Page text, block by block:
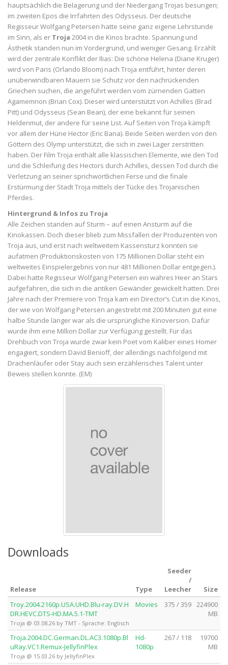
hauptsächlich die Belagerung und der Niedergang Trojas besungen;
im zweiten Epos die Irrfahrten des Odysseus. Der deutsche
Regisseur Wolfgang Petersen hatte seine ganz eigene Lehrstunde
im Sinn, als er Troja 2004 in die Kinos brachte. Spannung und
Ästhetik standen nun im Vordergrund, und weniger Gesang. Erzählt
wird der zentrale Konflikt der Ilias: Die schöne Helena (Diane Kruger)
wird von Paris (Orlando Bloom) nach Troja entführt, hinter deren
unüberwindbaren Mauern sie Schutz vor den nachrückenden
Griechen suchen, die angeführt werden vom zürnenden Gatten
Agamemnon (Brian Cox). Dieser wird unterstützt von Achilles (Brad
Pitt) und Odysseus (Sean Bean), der eine bekannt für seinen
Heldenmut, der andere für seine List. Auf Seiten von Troja kämpft
vor allem der Hüne Hector (Eric Bana). Beide Seiten werden von den
Göttern des Olymp unterstützt, die sich in zwei Lager zerstritten
haben. Der Film Troja enthält alle klassischen Elemente, wie den Tod
und die Schleifung des Hectors durch Achilles, dessen Tod durch die
Verletzung an seiner sprichwörtlichen Ferse und die finale
Erstürmung der Stadt Troja mittels der Tücke des Trojanischen
Pferdes.
Hintergrund & Infos zu Troja
Alle Zeichen standen auf Sturm – auf einen Ansturm auf die
Kinokassen. Doch dieser blieb zum Missfallen der Produzenten von
Troja aus, und erst nach weltweitem Kassensturz konnten sie
aufatmen (Produktionskosten von 175 Millionen Dollar steht ein
weltweites Einspielergebnis von nur 481 Millionen Dollar entgegen.).
Dabei hatte Regisseur Wolfgang Petersen ein wahres Heer an Stars
aufgefahren, die sich in die antiken Gewänder gewickelt hatten. Drei
Jahre nach der Premiere von Troja kam ein Director’s Cut in die Kinos,
der wie von Wolfgang Petersen angestrebt mit 200 Minuten gut eine
halbe Stunde länger war als die ursprüngliche Kinoversion. Dafür
wurde ihm eine Million Dollar zur Verfügung gestellt. Für das
Drehbuch von Troja wurde zwar kein Poet vom Kaliber eines Homer
engagiert, sondern David Benioff, der allerdings nachfolgend mit
Drachenläufer oder Stay auch sein erzählerisches Talent unter
Beweis stellen konnte. (EM)
Downloads
Release Type
Seeder
/
Leecher
Size
Troy.2004.2160p.USA.UHD.Blu-ray.DV.H
DR.HEVC.DTS-HD.MA.5.1-TMT
Troja @ 03.08.26 by TMT - Sprache: Englisch
Movies 375 / 359 224900
MB
Troja.2004.DC.German.DL.AC3.1080p.Bl
uRay.VC1.Remux-JellyfinPlex
Troja @ 15.03.26 by JellyfinPlex
Hd-
1080p
267 / 118
19700
MB